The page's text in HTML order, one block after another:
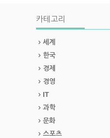
카테고리
세계
한국
경제
경영
IT
과학
문화
스포츠